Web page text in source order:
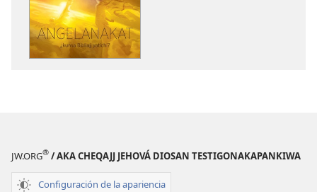
JW.ORG® / AKA CHEQAJJ JEHOVÁ DIOSAN TESTIGONAKAPANKIWA
Configuración de la apariencia